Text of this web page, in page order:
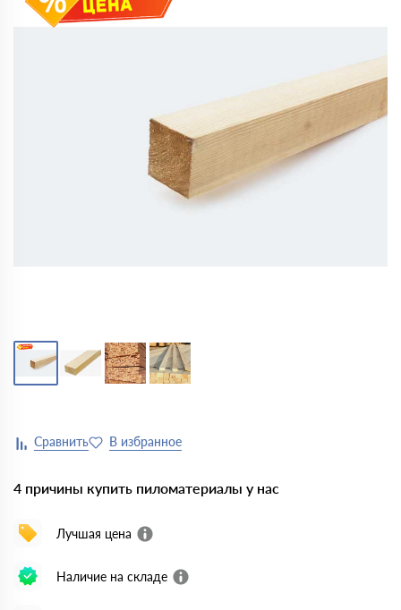
4 причины купить пиломатериалы у нас
Лучшая цена
Наличие на складе